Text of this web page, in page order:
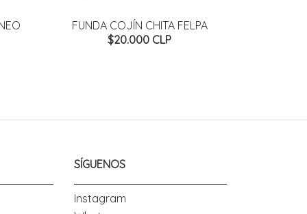
FUNDA COJÍN CHITA FELPA
$20.000 CLP
SÍGUENOS
Instagram